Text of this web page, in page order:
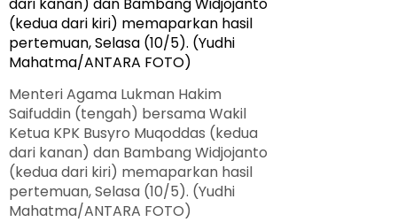
Menteri Agama Lukman Hakim
Saifuddin (tengah) bersama Wakil
Ketua KPK Busyro Muqoddas (kedua
dari kanan) dan Bambang Widjojanto
(kedua dari kiri) memaparkan hasil
pertemuan, Selasa (10/5). (Yudhi
Mahatma/ANTARA FOTO)